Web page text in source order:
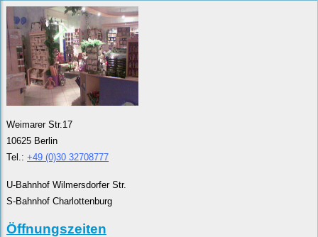
Weimarer Str.17
10625 Berlin
Tel.: +49 (0)30 32708777
U-Bahnhof Wilmersdorfer Str.
S-Bahnhof Charlottenburg
Öffnungszeiten